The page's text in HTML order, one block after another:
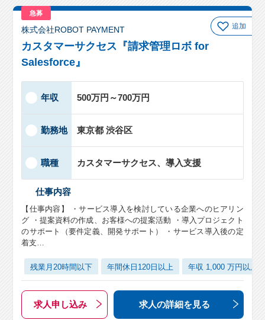
急募
追加
株式会社ROBOT PAYMENT
カスタマーサクセス『請求管理ロボ for
Salesforce』
年収 500万円～700万円
勤務地 東京都 渋谷区
職種 カスタマーサクセス、導入支援
仕事内容
【仕事内容】 ・サービス導入を検討している企業へのヒアリン
グ ・提案資料の作成、お客様への提案活動 ・導入プロジェクト
のサポート（要件定義、開発サポート） ・サービス導入後の定
着支…
残業月20時間以下 年間休日120日以上 年収 1,000 万円以上
求人申し込み 求人の詳細を見る